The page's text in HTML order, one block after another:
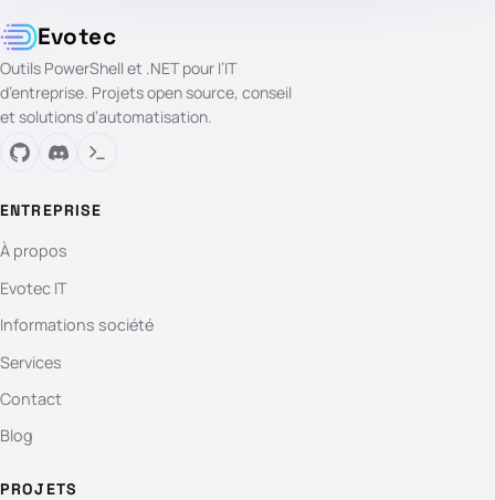
Evotec
Outils PowerShell et .NET pour l’IT
d’entreprise. Projets open source, conseil
et solutions d’automatisation.
ENTREPRISE
À propos
Evotec IT
Informations société
Services
Contact
Blog
PROJETS